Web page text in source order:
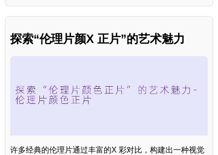
探索“伦理片颜X 正片”的艺术魅力
许多经典的伦理片通过丰富的X 彩对比，构建出一种视觉